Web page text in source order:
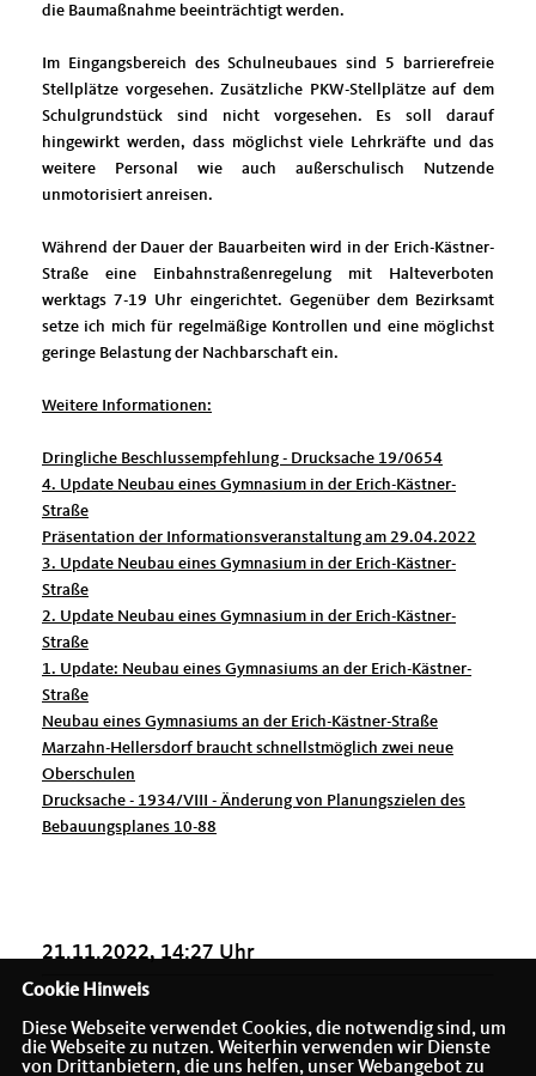
die Baumaßnahme beeinträchtigt werden.
Im Eingangsbereich des Schulneubaues sind 5 barrierefreie
Stellplätze vorgesehen. Zusätzliche PKW-Stellplätze auf dem
Schulgrundstück sind nicht vorgesehen. Es soll darauf
hingewirkt werden, dass möglichst viele Lehrkräfte und das
weitere Personal wie auch außerschulisch Nutzende
unmotorisiert anreisen.
Während der Dauer der Bauarbeiten wird in der Erich-Kästner-
Straße eine Einbahnstraßenregelung mit Halteverboten
werktags 7-19 Uhr eingerichtet. Gegenüber dem Bezirksamt
setze ich mich für regelmäßige Kontrollen und eine möglichst
geringe Belastung der Nachbarschaft ein.
Weitere Informationen:
Dringliche Beschlussempfehlung - Drucksache 19/0654
4. Update Neubau eines Gymnasium in der Erich-Kästner-
Straße
Präsentation der Informationsveranstaltung am 29.04.2022
3. Update Neubau eines Gymnasium in der Erich-Kästner-
Straße
2. Update Neubau eines Gymnasium in der Erich-Kästner-
Straße
1. Update: Neubau eines Gymnasiums an der Erich-Kästner-
Straße
Neubau eines Gymnasiums an der Erich-Kästner-Straße
Marzahn-Hellersdorf braucht schnellstmöglich zwei neue
Oberschulen
Drucksache - 1934/VIII - Änderung von Planungszielen des
Bebauungsplanes 10-88
21.11.2022, 14:27 Uhr
Cookie Hinweis
Diese Webseite verwendet Cookies, die notwendig sind, um
die Webseite zu nutzen. Weiterhin verwenden wir Dienste
von Drittanbietern, die uns helfen, unser Webangebot zu